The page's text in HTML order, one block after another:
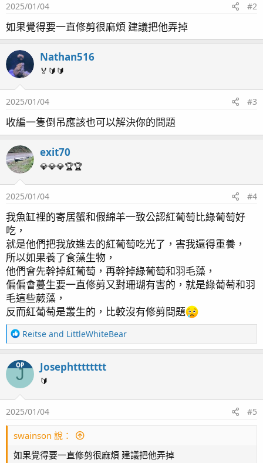
2025/01/04 #2
如果覺得要一直修剪很麻煩 建議把他弄掉
Nathan516
🏅🔰🔰
2025/01/04 #3
收編一隻倒吊應該也可以解決你的問題
exit70
💎💎💎🏆🏆
2025/01/04 #4
我魚缸裡的寄居蟹和假綿羊一致公認紅葡萄比綠葡萄好
吃，
就是他們把我放進去的紅葡萄吃光了，害我還得重養，
所以如果養了食藻生物，
他們會先幹掉紅葡萄，再幹掉綠葡萄和羽毛藻，
偏偏會蔓生要一直修剪又對珊瑚有害的，就是綠葡萄和羽
毛這些蕨藻，
反而紅葡萄是叢生的，比較沒有修剪問題
R
e
c
t
i
o
n
：
Reitse and LittleWhiteBear
OP
J Josephtttttttt
🔰
2025/01/04 #5
swainson 說：
如果覺得要一直修剪很麻煩 建議把他弄掉